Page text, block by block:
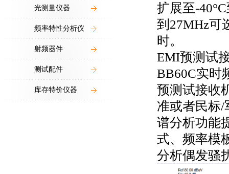
光测量仪器
频率特性分析仪
射频器件
测试配件
库存特价仪器
扩展至-
到27MHz可
时。
EMI预测试
BB60C实时
预测试接收
准或者民标/
谱分析功能
式、频率模
分析偶发骚